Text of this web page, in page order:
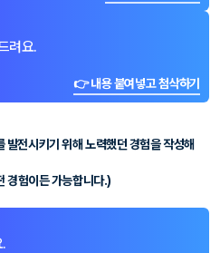
려요.
👉 내용 붙여넣고 첨삭하기
발전시키기 위해 노력했던 경험을 작성해
경험이든 가능합니다.)